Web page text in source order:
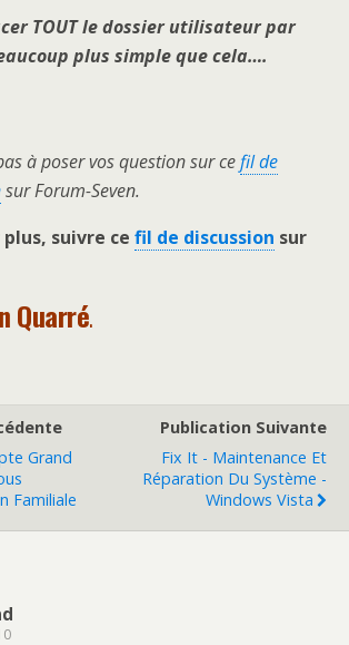
TOUT le dossier utilisateur par
plus simple que cela….
à poser vos question sur cefil de
sur Forum-Seven.
suivre ce fil de discussion sur
Quarré.
Grand
Familiale
Publication Suivante
Fix It - Maintenance Et
Réparation Du Système -
Windows Vista